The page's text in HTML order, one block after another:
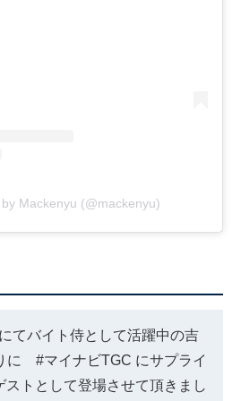
Mackenyu (@mackenyu)
にてバイト侍として活躍中の吉
に #マイナビTGC にサプライ
ストとして登場させて頂きまし